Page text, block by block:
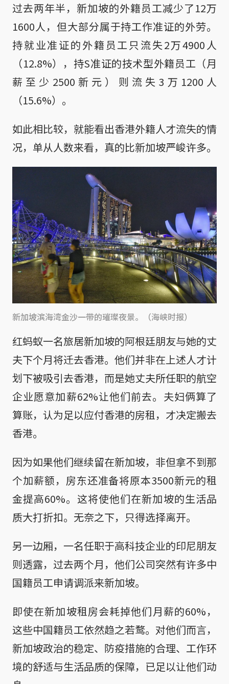
过去两年半，新加坡的外籍员工减少了12万
1600人，但大部分属于持工作准证的外劳。
持就业准证的外籍员工只流失2万4900人
（12.8%），持S准证的技术型外籍员工（月
薪至少2500新元）则流失3万1200人
（15.6%）。
如此相比较，就能看出香港外籍人才流失的情
况，单从人数来看，真的比新加坡严峻许多。
新加坡滨海湾金沙一带的璀璨夜景。（海峡时报）
红蚂蚁一名旅居新加坡的阿根廷朋友与她的丈
夫下个月将迁去香港。他们并非在上述人才计
划下被吸引去香港，而是她丈夫所任职的航空
企业愿意加薪62%让他们前去。夫妇俩算了
算账，认为足以应付香港的房租，才决定搬去
香港。
因为如果他们继续留在新加坡，非但拿不到那
个加薪额，房东还准备将原本3500新元的租
金提高60%。这将使他们在新加坡的生活品
质大打折扣。无奈之下，只得选择离开。
另一边厢，一名任职于高科技企业的印尼朋友
则透露，过去两个月，他们公司突然有许多中
国籍员工申请调派来新加坡。
即使在新加坡租房会耗掉他们月薪的60%，
这些中国籍员工依然趋之若鹜。对他们而言，
新加坡政治的稳定、防疫措施的合理、工作环
境的舒适与生活品质的保障，已足以让他们动